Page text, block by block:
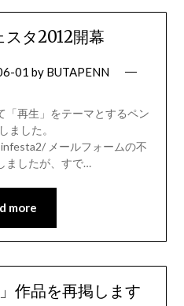
スタ2012開幕
01 by BUTAPENN
「再生」をテーマとするペン
ました。
メールフォームの不
ましたが、すで…
more
作品を再掲します